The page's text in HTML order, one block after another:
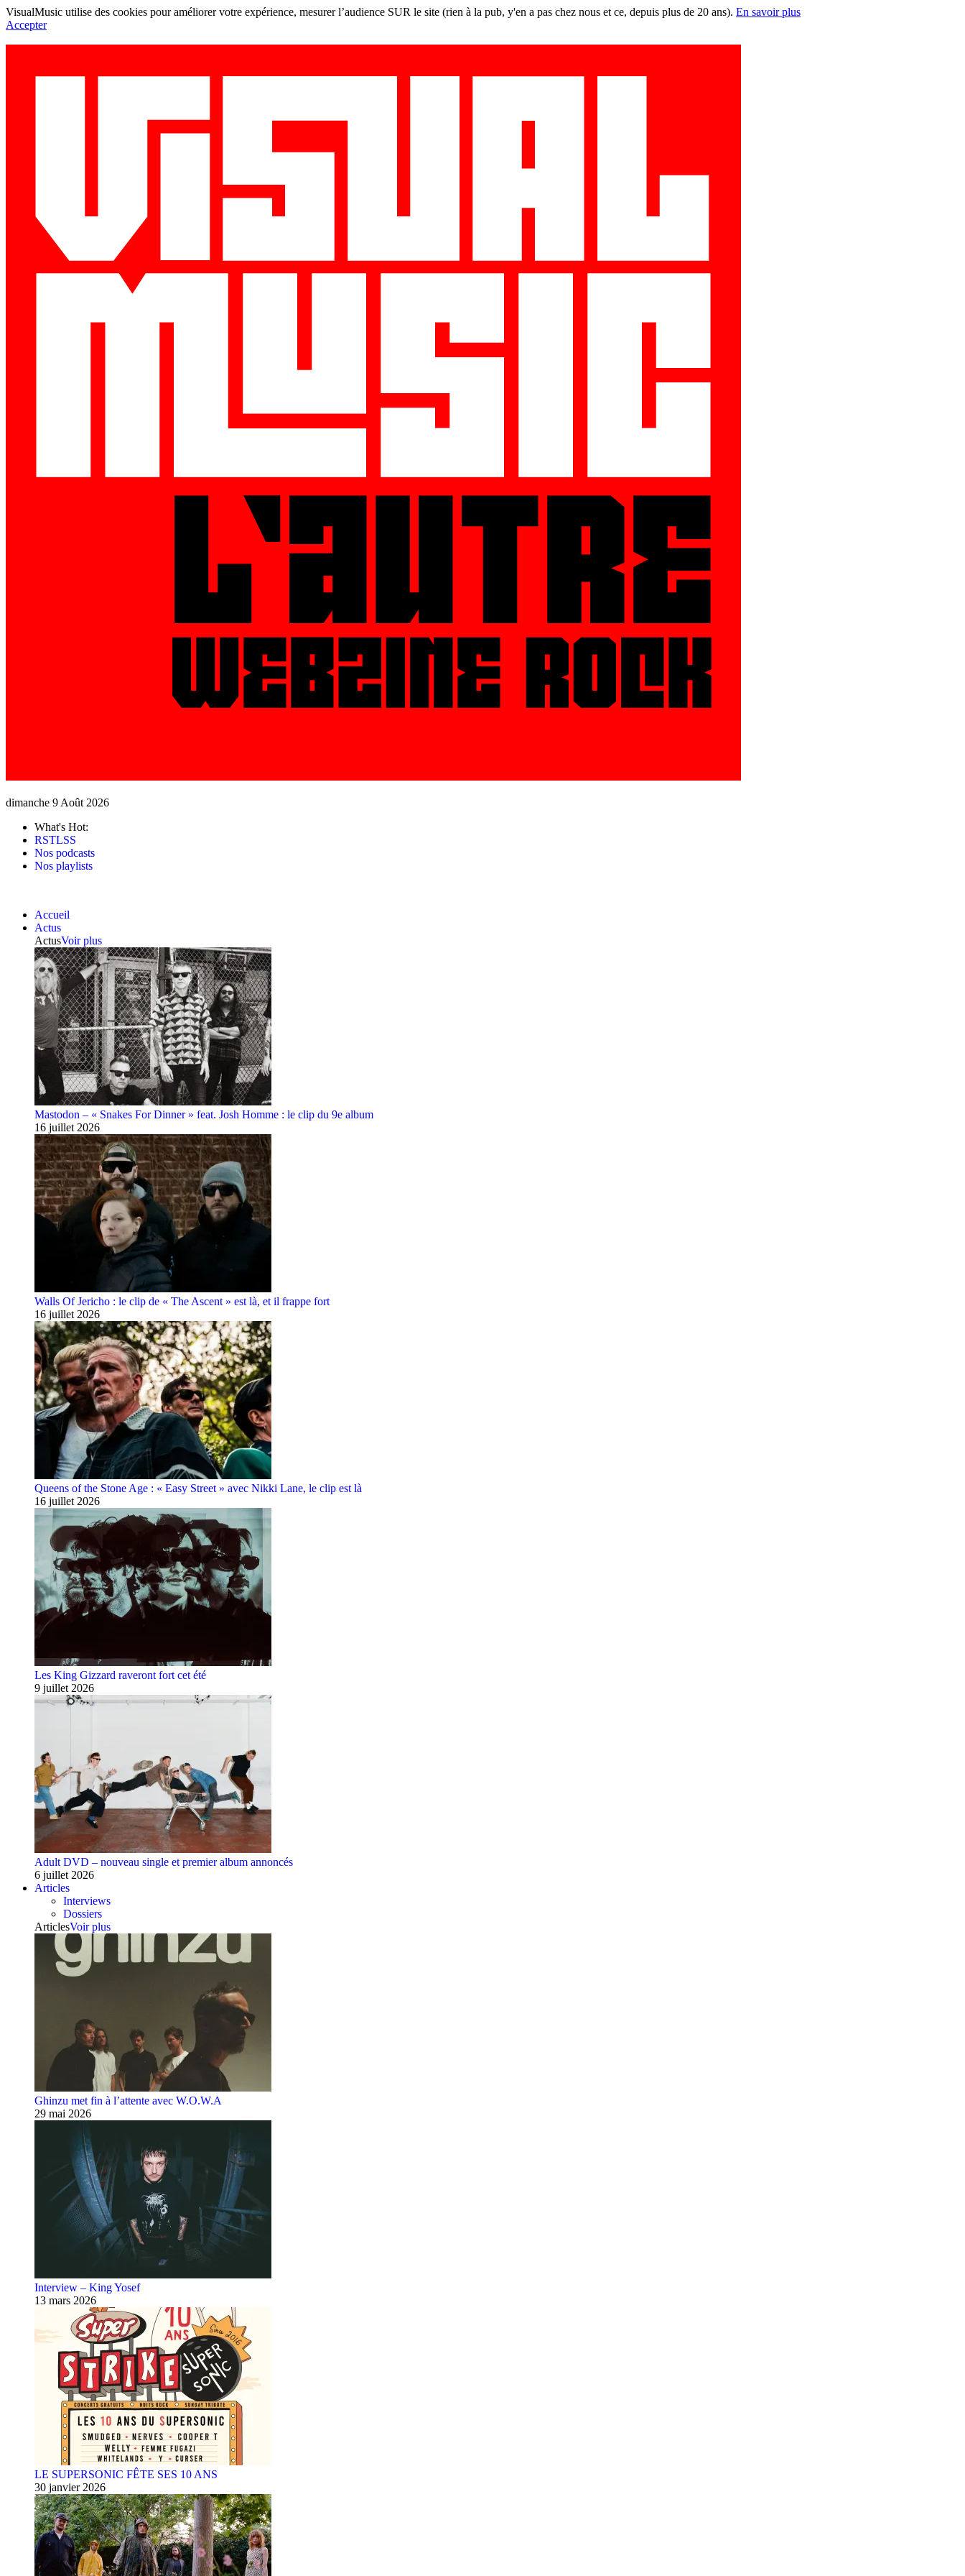
VisualMusic utilise des cookies pour améliorer votre expérience, mesurer l’audience SUR le site (rien à la pub, y'en a pas chez nous et ce, depuis plus de 20 ans). En savoir plus
Accepter
dimanche 9 Août 2026
What's Hot:
RSTLSS
Nos podcasts
Nos playlists
Accueil
Actus
ActusVoir plus
Mastodon – « Snakes For Dinner » feat. Josh Homme : le clip du 9e album
16 juillet 2026
Walls Of Jericho : le clip de « The Ascent » est là, et il frappe fort
16 juillet 2026
Queens of the Stone Age : « Easy Street » avec Nikki Lane, le clip est là
16 juillet 2026
Les King Gizzard raveront fort cet été
9 juillet 2026
Adult DVD – nouveau single et premier album annoncés
6 juillet 2026
Articles
Interviews
Dossiers
ArticlesVoir plus
Ghinzu met fin à l’attente avec W.O.W.A
29 mai 2026
Interview – King Yosef
13 mars 2026
LE SUPERSONIC FÊTE SES 10 ANS
30 janvier 2026